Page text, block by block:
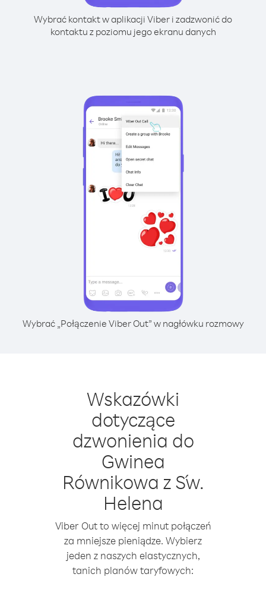
Wybrać kontakt w aplikacji Viber i zadzwonić do
kontaktu z poziomu jego ekranu danych
Wybrać „Połączenie Viber Out” w nagłówku rozmowy
Wskazówki
dotyczące
dzwonienia do
Gwinea
Równikowa z Św.
Helena
Viber Out to więcej minut połączeń
za mniejsze pieniądze. Wybierz
jeden z naszych elastycznych,
tanich planów taryfowych: